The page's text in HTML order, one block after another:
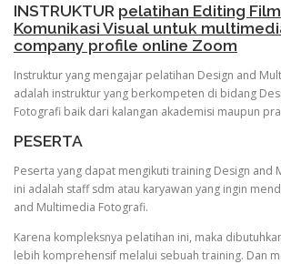
INSTRUKTUR pelatihan Editing
Komunikasi Visual untuk
company profile online Zoom
Instruktur yang mengajar pelatihan Design and
adalah instruktur yang berkompeten di bidang
Fotografi baik dari kalangan akademisi maupun
PESERTA
Peserta yang dapat mengikuti training Design and
ini adalah staff sdm atau karyawan yang ingin
and Multimedia Fotografi.
Karena kompleksnya pelatihan ini, maka
lebih komprehensif melalui sebuah training. Dan